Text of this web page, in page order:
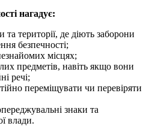
нагадує:
та території, де діють заборони
безпечності;
місцях;
предметів, навіть якщо вони
речі;
переміщувати чи перевіряти
знаки та
влади.